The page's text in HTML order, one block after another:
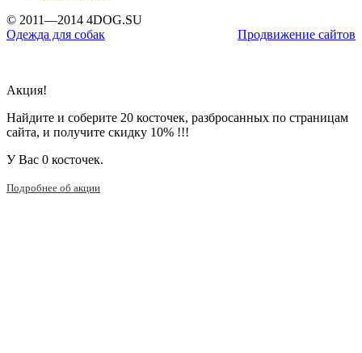
© 2011—2014 4DOG.SU
Одежда для собак
Продвижение сайтов
Акция!
Найдите и соберите 20 косточек, разбросанных по страницам
сайта, и получите скидку 10% !!!
У Вас 0 косточек.
Подробнее об акции